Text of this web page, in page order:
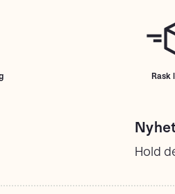
Rask
Hold